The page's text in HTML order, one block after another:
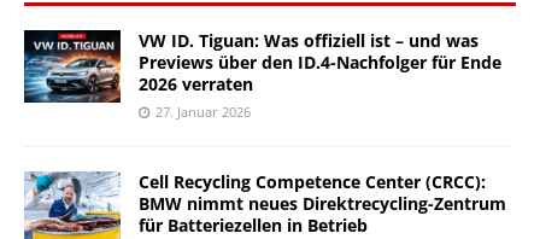
VW ID. Tiguan: Was offiziell ist – und was
Previews über den ID.4-Nachfolger für Ende
2026 verraten
27. Januar 2026
Cell Recycling Competence Center (CRCC):
BMW nimmt neues Direktrecycling-Zentrum
für Batteriezellen in Betrieb